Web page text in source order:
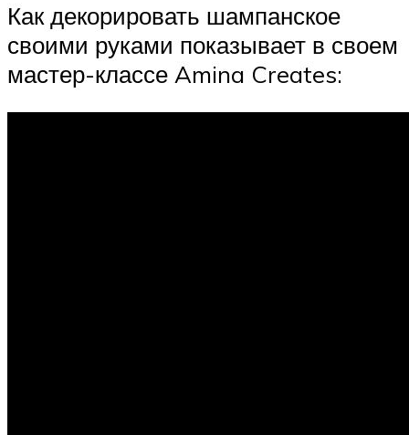
Как декорировать шампанское
своими руками показывает в своем
мастер-классе Amina Creates: